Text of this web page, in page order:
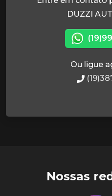
DUZZI
Ou ligue
Nossas